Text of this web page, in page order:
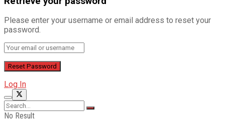
Please enter your username or email address to reset your
password.
Log In
No Result